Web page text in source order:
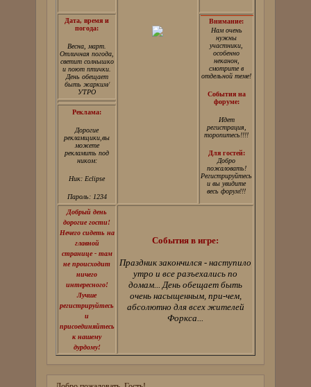
Дата, время и
погода:
Весна, март.
Отличная погода,
светит солнышко
и поют птички.
День обещает
быть жарким/
УТРО
Внимание:
Нам очень
нужны
участники,
особенно
неканон,
смотрите в
отдельной теме!
События на
форуме:
Идет
регистрация,
торопитесь!!!!
Для гостей:
Добро
пожаловать!
Регистрируйтесь
и вы увидите
весь форум!!!
Реклама:
Дорогие
рекламщики,вы
можете
рекламить под
ником:
Ник: Eclipse
Пароль: 1234
Добрый день
дорогие гости!
Нечего сидеть на
главной
странице - там
не происходит
ничего
интересного!
Лучше
регистрируйтесь
и
присоединяйтесь
к нашему
дурдому!
События в игре:
Праздник закончился - наступило
утро и все разъехались по
домам... День обещает быть
очень насыщенным, при-чем,
абсолютно для всех жителей
Форкса...